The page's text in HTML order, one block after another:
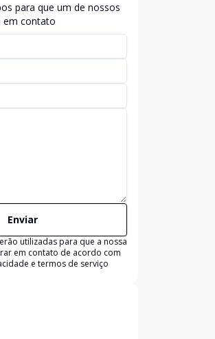
para que um de nossos
em contato
Enviar
utilizadas para que a nossa
em contato de acordo com
e termos de serviço